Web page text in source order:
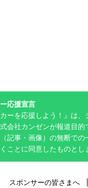
応援宣言
カーを応援しよう！』は
会社カンゼンが報道目
記事・画像）の無断で
ことに同意したものとし
スポンサーの皆さまへ